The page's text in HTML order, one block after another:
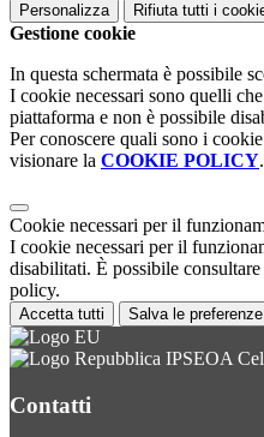
Personalizza Rifiuta tutti i
Gestione cookie
In questa schermata è possibile
I cookie necessari sono quelli
piattaforma e non è possibile
Per conoscere quali sono i
visionare la COOKIE POLICY.
Cookie necessari per il
I cookie necessari per il
disabilitati. È possibile
policy.
Accetta tutti Salva le preferenze
IPSEOA
Contatti